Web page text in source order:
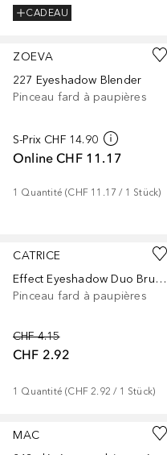
CADEAU
ZOEVA
227 Eyeshadow Blender
Pinceau fard à paupières
S-Prix CHF 14.90
Online CHF 11.17
1 Quantité (CHF 11.17 / 1 Stück)
CATRICE
Effect Eyeshadow Duo Brush
Pinceau fard à paupières
CHF 4.15
CHF 2.92
1 Quantité (CHF 2.92 / 1 Stück)
MAC